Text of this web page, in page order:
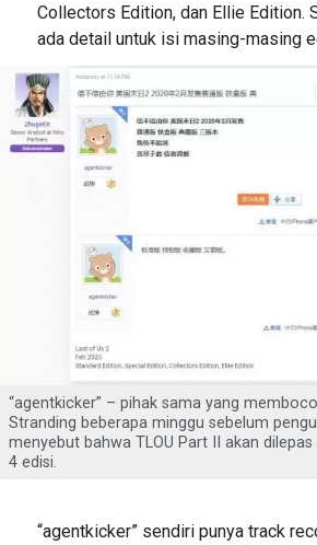
Collectors Edition, dan Ellie Edition.
ada detail untuk isi masing-masing
“agentkicker” – pihak sama yang
Stranding beberapa minggu sebelum
menyebut bahwa TLOU Part II akan
4 edisi.
“agentkicker” sendiri punya track